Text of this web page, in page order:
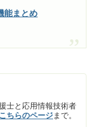
能まとめ
士と応用情報技術者
こちらのページまで。